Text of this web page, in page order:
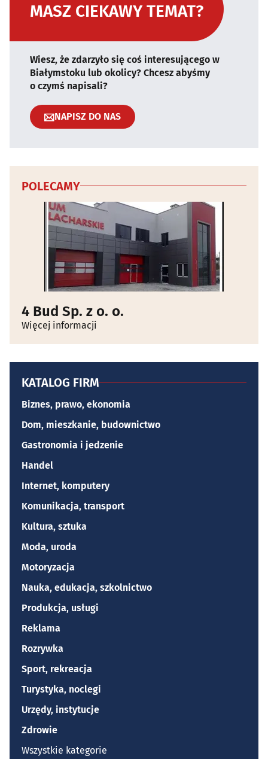
MASZ CIEKAWY TEMAT?
Wiesz, że zdarzyło się coś interesującego w
Białymstoku lub okolicy? Chcesz abyśmy
o czymś napisali?
NAPISZ DO NAS
POLECAMY
4 Bud Sp. z o. o.
Więcej informacji
KATALOG FIRM
Biznes, prawo, ekonomia
Dom, mieszkanie, budownictwo
Gastronomia i jedzenie
Handel
Internet, komputery
Komunikacja, transport
Kultura, sztuka
Moda, uroda
Motoryzacja
Nauka, edukacja, szkolnictwo
Produkcja, usługi
Reklama
Rozrywka
Sport, rekreacja
Turystyka, noclegi
Urzędy, instytucje
Zdrowie
Wszystkie kategorie